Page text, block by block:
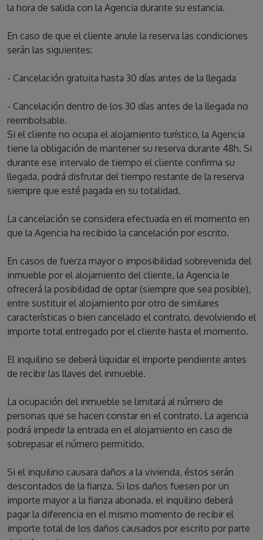
la hora de salida con la Agencia durante su estancia.
En caso de que el cliente anule la reserva las condiciones
serán las siguientes:
- Cancelación gratuita hasta 30 días antes de la llegada
- Cancelación dentro de los 30 días antes de la llegada no
reembolsable.
Si el cliente no ocupa el alojamiento turístico, la Agencia
tiene la obligación de mantener su reserva durante 48h. Si
durante ese intervalo de tiempo el cliente confirma su
llegada, podrá disfrutar del tiempo restante de la reserva
siempre que esté pagada en su totalidad.
La cancelación se considera efectuada en el momento en
que la Agencia ha recibido la cancelación por escrito.
En casos de fuerza mayor o imposibilidad sobrevenida del
inmueble por el alojamiento del cliente, la Agencia le
ofrecerá la posibilidad de optar (siempre que sea posible),
entre sustituir el alojamiento por otro de similares
características o bien cancelado el contrato, devolviendo el
importe total entregado por el cliente hasta el momento.
El inquilino se deberá liquidar el importe pendiente antes
de recibir las llaves del inmueble.
La ocupación del inmueble se limitará al número de
personas que se hacen constar en el contrato. La agencia
podrá impedir la entrada en el alojamiento en caso de
sobrepasar el número permitido.
Si el inquilino causara daños a la vivienda, éstos serán
descontados de la fianza. Si los daños fuesen por un
importe mayor a la fianza abonada, el inquilino deberá
pagar la diferencia en el mismo momento de recibir el
importe total de los daños causados por escrito por parte